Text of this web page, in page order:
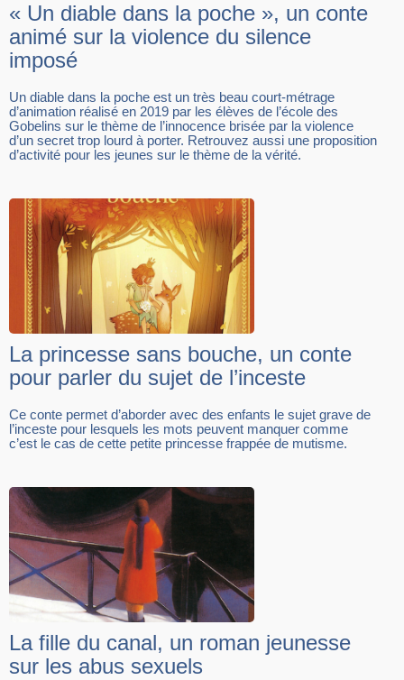
« Un diable dans la poche », un conte
animé sur la violence du silence
imposé
Un diable dans la poche est un très beau court-métrage
d’animation réalisé en 2019 par les élèves de l’école des
Gobelins sur le thème de l’innocence brisée par la violence
d’un secret trop lourd à porter. Retrouvez aussi une proposition
d’activité pour les jeunes sur le thème de la vérité.
La princesse sans bouche, un conte
pour parler du sujet de l’inceste
Ce conte permet d’aborder avec des enfants le sujet grave de
l’inceste pour lesquels les mots peuvent manquer comme
c’est le cas de cette petite princesse frappée de mutisme.
La fille du canal, un roman jeunesse
sur les abus sexuels